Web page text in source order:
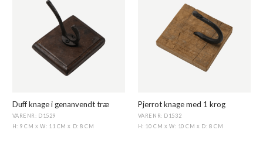
Duff knage i genanvendt træ
VARENR: D1529
H: 9 CMX W: 11 CMX D: 8 CM
Pjerrot knage med 1 krog
VARENR: D1532
H: 10 CM X W: 10 CMX D: 8 CM